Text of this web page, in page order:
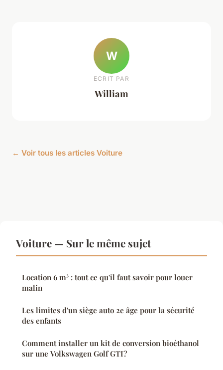
W
ECRIT PAR
William
← Voir tous les articles Voiture
Voiture — Sur le même sujet
Location 6 m³ : tout ce qu'il faut savoir pour louer
malin
Les limites d'un siège auto 2e âge pour la sécurité
des enfants
Comment installer un kit de conversion bioéthanol
sur une Volkswagen Golf GTI?